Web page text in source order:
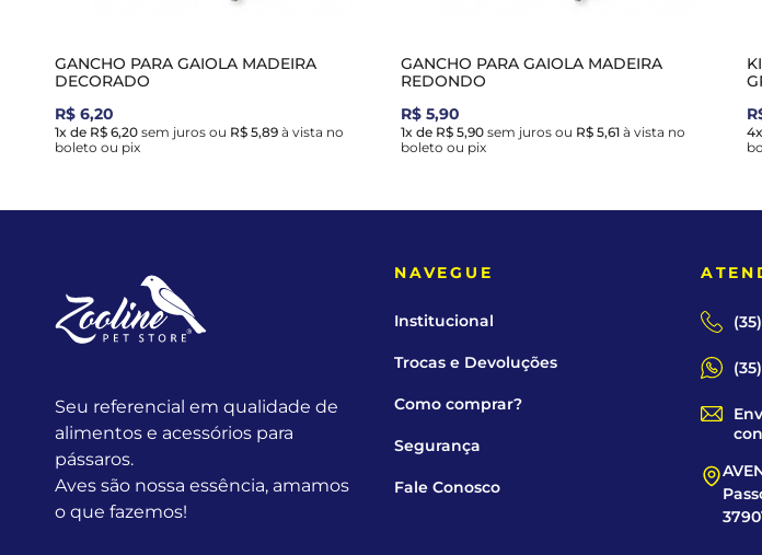
GANCHO PARA GAIOLA MADEIRA
DECORADO
R$ 6,20
1x de R$ 6,20 sem juros ou R$ 5,89 à vista no
boleto ou pix
GANCHO PARA GAIOLA MADEIRA
REDONDO
R$ 5,90
1x de R$ 5,90 sem juros ou R$ 5,61 à vista no
boleto ou pix
Seu referencial em qualidade de
alimentos e acessórios para
pássaros.
Aves são nossa essência, amamos
o que fazemos!
NAVEGUE
Institucional
Trocas e Devoluções
Como comprar?
Segurança
Fale Conosco